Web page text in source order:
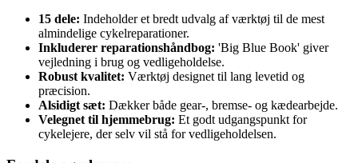
15 dele: Indeholder et bredt udvalg af værktøj til de mest
almindelige cykelreparationer.
Inkluderer reparationshåndbog: 'Big Blue Book' giver
vejledning i brug og vedligeholdelse.
Robust kvalitet: Værktøj designet til lang levetid og
præcision.
Alsidigt sæt: Dækker både gear-, bremse- og kædearbejde.
Velegnet til hjemmebrug: Et godt udgangspunkt for
cykelejere, der selv vil stå for vedligeholdelsen.